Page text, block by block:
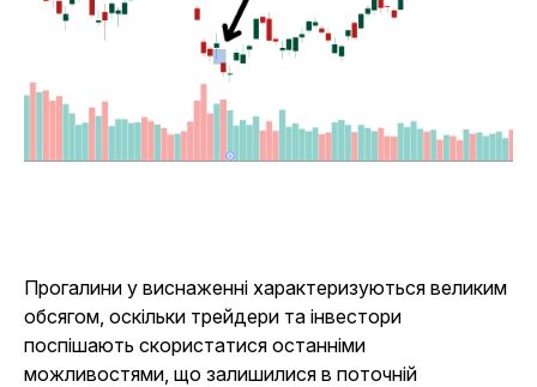
Прогалини у виснаженні характеризуються великим
обсягом, оскільки трейдери та інвестори
поспішають скористатися останніми
можливостями, що залишилися в поточній